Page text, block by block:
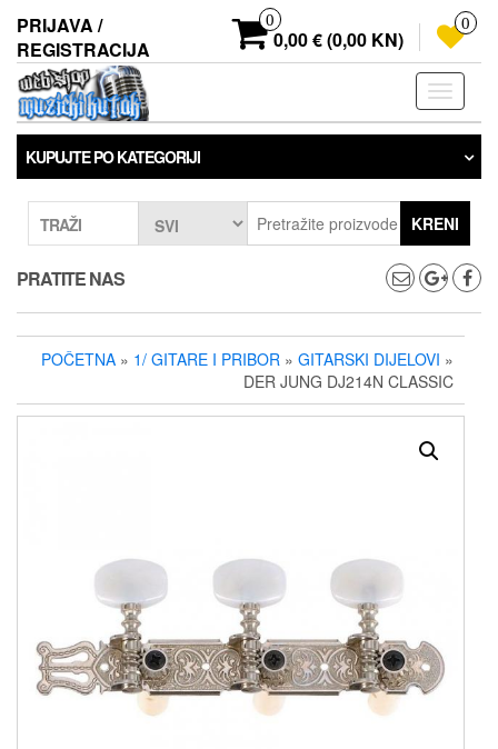
sadržaj
PRIJAVA /
REGISTRACIJA
0
0,00 € (0,00 KN)
0
KUPUJTE PO KATEGORIJI
TRAŽI KRENI
PRATITE NAS
POČETNA » 1/ GITARE I PRIBOR » GITARSKI DIJELOVI »
DER JUNG DJ214N CLASSIC